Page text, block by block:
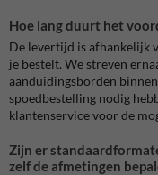
Hoe lang duurt het
De levertijd is afhankelijk
je bestelt. We streven
aanduidingsborden
spoedbestelling nodig
klantenservice voor de
Zijn er
zelf de afmetingen